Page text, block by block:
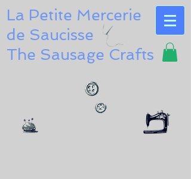
La Petite Mercerie
de Saucisse
The Sausage Crafts